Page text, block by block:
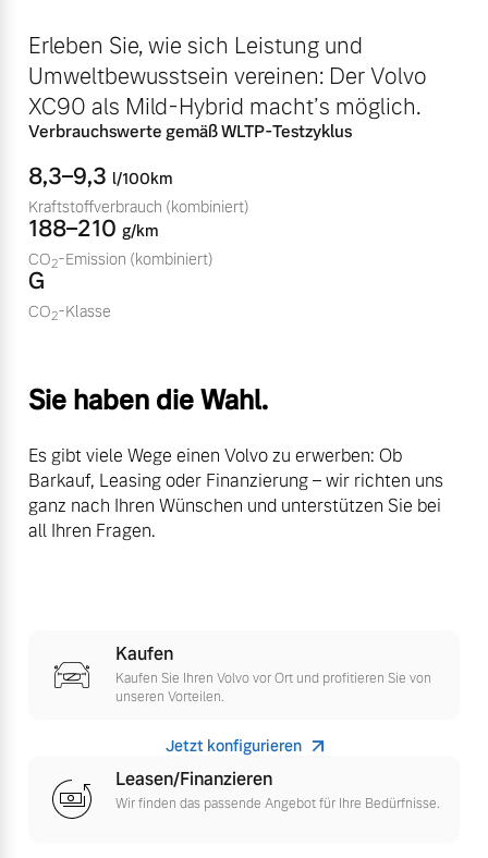
Fahrzeug konfigurieren
Sofort verfügbare Fahrzeuge
Gebrauchtwagen
Editionsmodelle
Jetzt kennenlernen
Sommer Kompletträder.
Bitte sprechen Sie uns
direkt an.
Mehr erfahren
Frühjahrscheck
Finanzierung & Leasing
Versicherung
Erleben Sie, wie sich Leistung und
Umweltbewusstsein vereinen: Der Volvo
XC90 als Mild-Hybrid macht’s möglich.
Verbrauchswerte gemäß WLTP-Testzyklus
8,3–9,3 l/100km
Kraftstoffverbrauch (kombiniert)
188–210 g/km
CO2-Emission (kombiniert)
G
CO2-Klasse
Sie haben die Wahl.
Es gibt viele Wege einen Volvo zu erwerben: Ob
Barkauf, Leasing oder Finanzierung – wir richten uns
ganz nach Ihren Wünschen und unterstützen Sie bei
all Ihren Fragen.
Kaufen
Kaufen Sie Ihren Volvo vor Ort und profitieren Sie von
unseren Vorteilen.
Jetzt konfigurieren
Leasen/Finanzieren
Wir finden das passende Angebot für Ihre Bedürfnisse.